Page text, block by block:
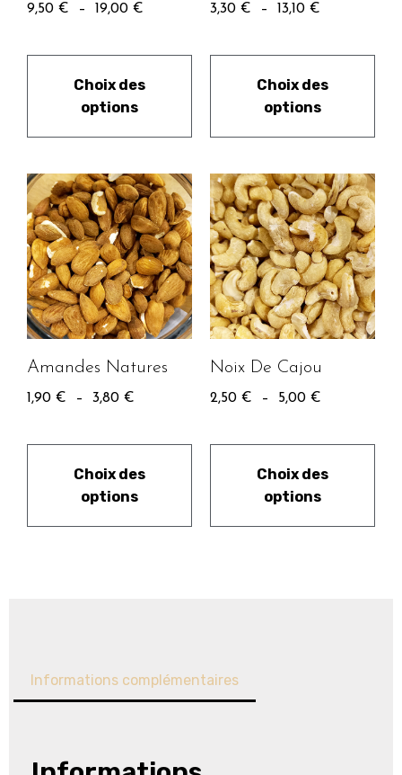
9,50 € – 19,00 €
Choix des
options
3,30 € – 13,10 €
Choix des
options
Amandes Natures
1,90 € – 3,80 €
Choix des
options
Noix De Cajou
2,50 € – 5,00 €
Choix des
options
Informations complémentaires